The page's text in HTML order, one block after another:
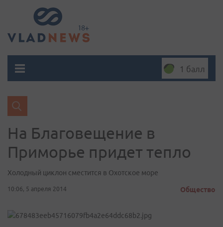
1 балл
На Благовещение в
Приморье придет тепло
Холодный циклон сместится в Охотское море
10:06, 5 апреля 2014 Общество